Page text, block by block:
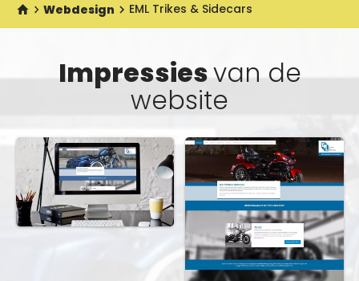
Webdesign EML Trikes & Sidecars
Impressiesvan de
website